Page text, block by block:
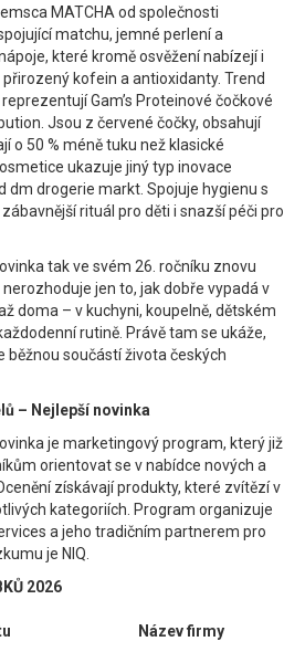
MATCHA od společnosti
matchu, jemné perlení a
které kromě osvěžení nabízejí i
kofein a antioxidanty. Trend
Gam’s Proteinové čočkové
Jsou z červené čočky, obsahují
o 50 % méně tuku než klasické
ukazuje jiný typ inovace
dm drogerie markt. Spojuje hygienu s
rituál pro děti i snazší péči pro
tak ve svém 26. ročníku znovu
jen to, jak dobře vypadá v
doma – v kuchyni, koupelně, dětském
rutině. Právě tam se ukáže,
běžnou součástí života českých
– Nejlepší novinka
je marketingový program, který již
orientovat se v nabídce nových a
získávají produkty, které zvítězí v
kategoriích. Program organizuje
a jeho tradičním partnerem pro
je NIQ.
2026
Název firmy